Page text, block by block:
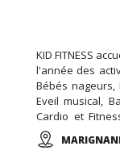
KID FITNESS
l'année des
Bébés nageurs,
Eveil musical,
Cardio et
Stages
Sportives qui